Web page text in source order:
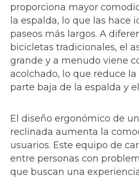
proporciona mayor
la espalda, lo que las hace
paseos más largos. A
bicicletas tradicionales, el
grande y a menudo viene
acolchado, lo que reduce
parte baja de la espalda y
El diseño ergonómico de
reclinada aumenta la
usuarios. Este equipo de
entre personas con
que buscan una